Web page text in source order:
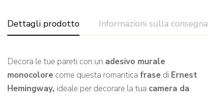
Dettagli prodotto Informazioni sulla consegna
Decora le tue pareti con un adesivo murale
monocolore come questa romantica frase di Ernest
Hemingway, ideale per decorare la tua camera da